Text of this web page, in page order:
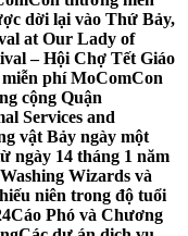
dời lại vào Thứ Bảy,
at Our Lady of
– Hội Chợ Tết Giáo
phí MoComCon
cộng Quận
Services and
vật Bảy ngày một
ngày 14 tháng 1 năm
Wizards và
niên trong độ tuổi
Cáo Phó và Chương